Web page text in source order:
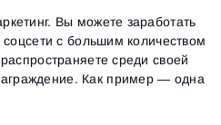
Вы можете заработать
соцсети с большим количеством
среди своей
Как пример — одна